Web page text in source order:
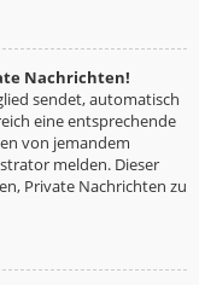
Nachrichten!
sendet, automatisch
eine entsprechende
von jemandem
melden. Dieser
Private Nachrichten zu